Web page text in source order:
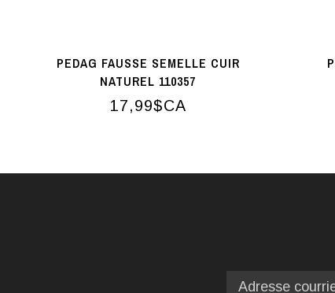
PEDAG FAUSSE SEMELLE CUIR
NATUREL 110357
17,99$CA